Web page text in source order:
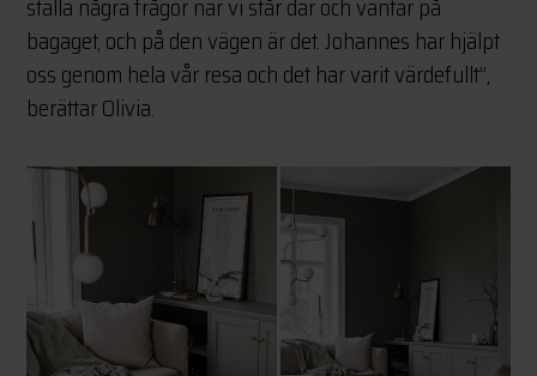
ställa några frågor när vi står där och väntar på
bagaget, och på den vägen är det. Johannes har hjälpt
oss genom hela vår resa och det har varit värdefullt”,
berättar Olivia.